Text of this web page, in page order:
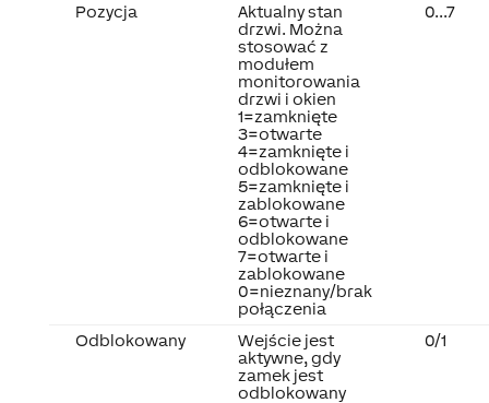
Pozycja
Aktualny stan
drzwi. Można
stosować z
modułem
monitorowania
drzwi i okien
1=zamknięte
3=otwarte
4=zamknięte i
odblokowane
5=zamknięte i
zablokowane
6=otwarte i
odblokowane
7=otwarte i
zablokowane
0=nieznany/brak
połączenia
0...7
Odblokowany
Wejście jest
aktywne, gdy
zamek jest
odblokowany
0/1